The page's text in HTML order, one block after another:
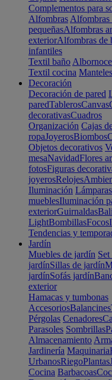
Complementos para
Alfombras Alfombras
pequeñasAlfombras
exteriorAlfombras de
infantiles
Textil baño
Textil cocina Manteles
Decoración
Decoración de pared
paredTablerosCanvas
decorativasCuadros
Organización Cajas
ropaJoyerosBiombos
Objetos decorativos
mesaNavidadFlores
fotosFiguras
joyerosRelojes
Iluminación Lámparas
mueblesIluminación
exteriorGuirnaldas
LightBombillasFocos
Tendencias y
Jardín
Muebles de jardín
jardínSillas de jardín
jardínSofás jardín
exterior
Hamacas y tumbonas
AccesoriosBalancines
Pérgolas Cenadores
Parasoles Sombrillas
Almacenamiento
Jardinería Maquinaria
UrbanosRiegoPlantas
Cocina Barbacoas